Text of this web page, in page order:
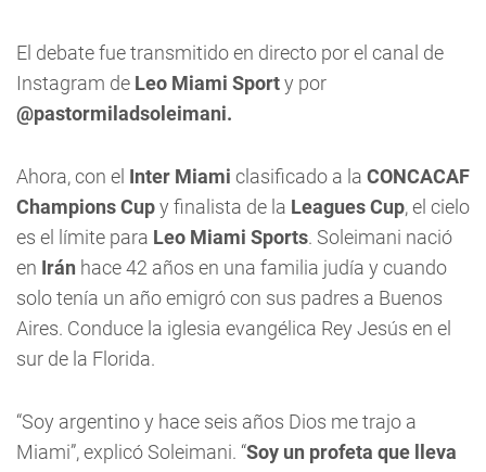
El debate fue transmitido en directo por el canal de
Instagram de Leo Miami Sporty por
@pastormiladsoleimani.
Ahora, con el Inter Miami clasificado a la CONCACAF
Champions Cupy finalista de la Leagues Cup, el cielo
es el límite para Leo Miami Sports. Soleimani nació
en Irán hace 42 años en una familia judía y cuando
solo tenía un año emigró con sus padres a Buenos
Aires. Conduce la iglesia evangélica Rey Jesús en el
sur de la Florida.
“Soy argentino y hace seis años Dios me trajo a
Miami”, explicó Soleimani. “Soy un profeta que lleva